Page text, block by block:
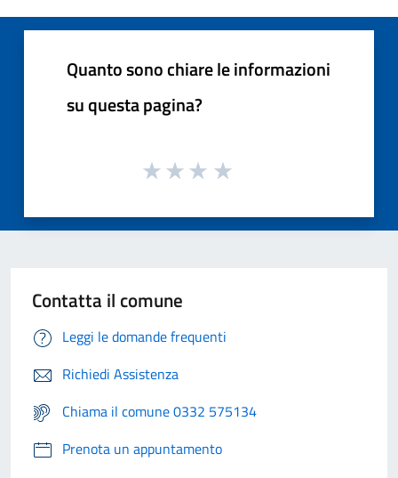
Quanto sono chiare le informazioni
su questa pagina?
Contatta il comune
Leggi le domande frequenti
Richiedi Assistenza
Chiama il comune 0332 575134
Prenota un appuntamento